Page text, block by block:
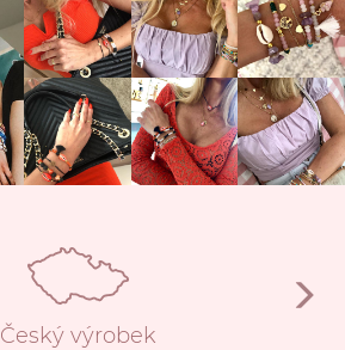
Český výrobek